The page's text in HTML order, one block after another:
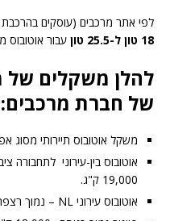
לפי אתר מרכבים (עוסקים בהרכבת
18 טון ל-25.5 טון
עבור אוטובוס
להלן משקלים של
של חברת מרכבים:
משקל אוטובוס תיירותי מסוג אפולו
אוטובוס בין-עירוני לתחבורה
19,000 ק"ג.
אוטובוס עירוני NL – נמוך רצפה: 18,000 ק"ג.